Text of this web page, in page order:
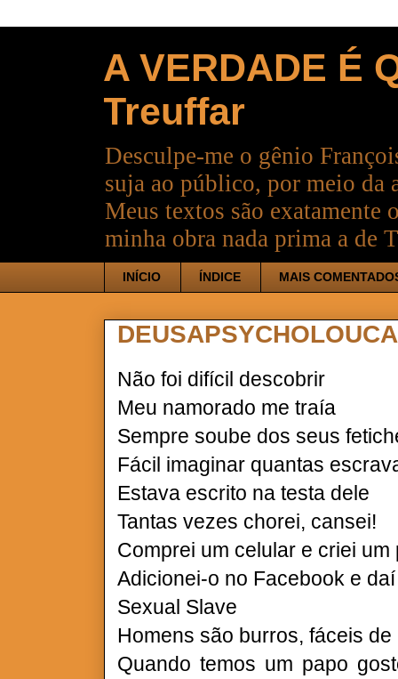
A VERDADE É
Treuffar
Desculpe-me o gênio
suja ao público, por meio da
Meus textos são exatamente
minha obra nada prima a de
INÍCIO ÍNDICE MAIS
DEUSAPSYCHOLOUCA
Não foi difícil descobrir
Meu namorado me traía
Sempre soube dos seus
Fácil imaginar quantas
Estava escrito na testa dele
Tantas vezes chorei, cansei!
Comprei um celular e criei um
Adicionei-o no Facebook e
Sexual Slave
Homens são burros, fáceis de
Quando temos um papo